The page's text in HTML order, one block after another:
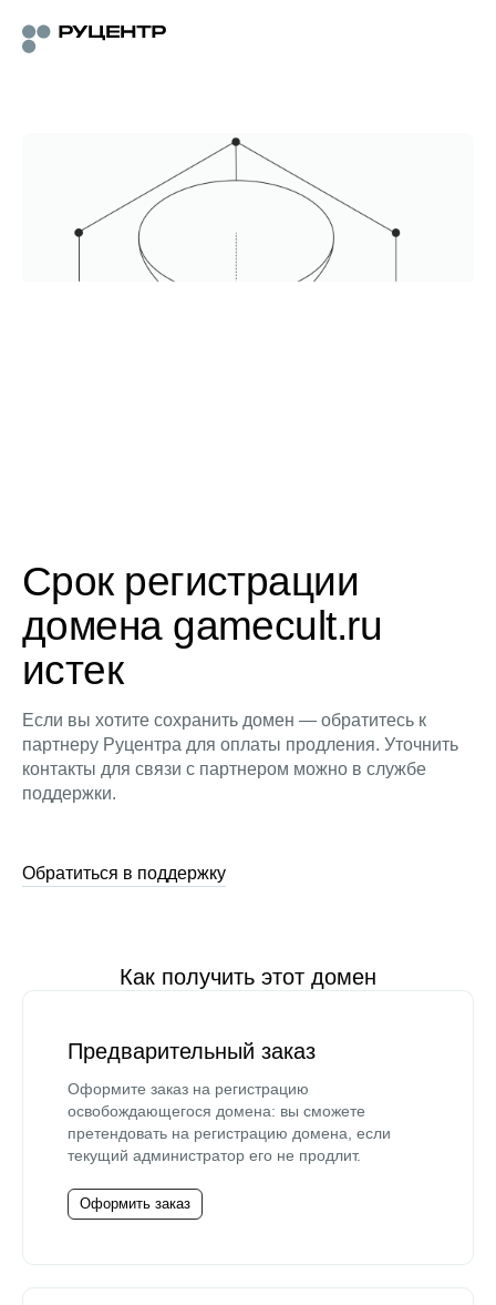
Срок регистрации
домена gamecult.ru
истек
Если вы хотите сохранить домен — обратитесь к
партнеру Руцентра для оплаты продления. Уточнить
контакты для связи с партнером можно в службе
поддержки.
Обратиться в поддержку
Как получить этот домен
Предварительный заказ
Оформите заказ на регистрацию
освобождающегося домена: вы сможете
претендовать на регистрацию домена, если
текущий администратор его не продлит.
Оформить заказ